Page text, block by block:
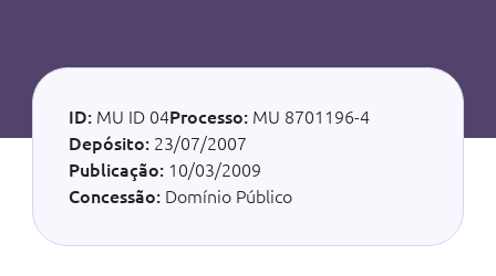
ID: MU ID 04Processo: MU 8701196-4
Depósito: 23/07/2007
Publicação: 10/03/2009
Concessão: Domínio Público